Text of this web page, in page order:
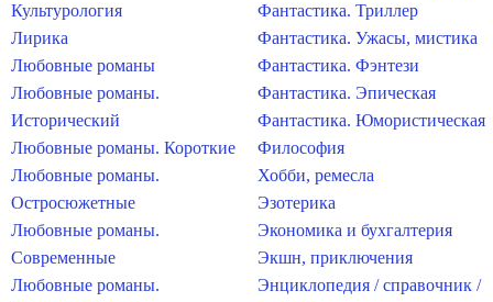
Культурология
Лирика
Любовные романы
Любовные романы.
Исторический
Любовные романы. Короткие
Любовные романы.
Остросюжетные
Любовные романы.
Современные
Любовные романы.
Фантастика. Триллер
Фантастика. Ужасы, мистика
Фантастика. Фэнтези
Фантастика. Эпическая
Фантастика. Юмористическая
Философия
Хобби, ремесла
Эзотерика
Экономика и бухгалтерия
Экшн, приключения
Энциклопедия / справочник /